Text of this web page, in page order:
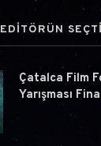
EDİTÖRÜN
Çatalca Film
Yarışması